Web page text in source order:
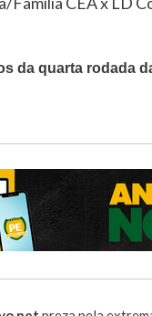
da quarta rodada